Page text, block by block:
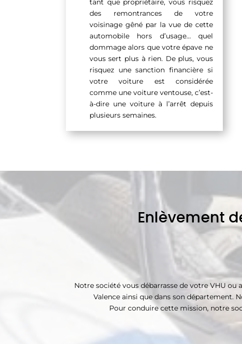
tant que propriétaire, vous risquez
des remontrances de votre
voisinage gêné par la vue de cette
automobile hors d’usage… quel
dommage alors que votre épave ne
vous sert plus à rien. De plus, vous
risquez une sanction financière si
votre voiture est considérée
comme une voiture ventouse, c’est-
à-dire une voiture à l’arrêt depuis
plusieurs semaines.
Enlèvement
Notre société vous débarrasse de votre VHU
Valence ainsi que dans son département.
Pour conduire cette mission, notre